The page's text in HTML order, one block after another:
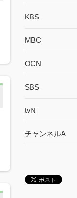
KBS
MBC
OCN
SBS
tvN
チャンネルA